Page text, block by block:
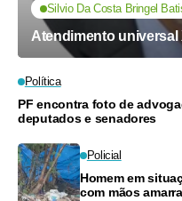
Silvio Da Costa Bringel
Atendimento universal
Política
PF encontra foto de
deputados e senadores
Policial
Homem em
com mãos